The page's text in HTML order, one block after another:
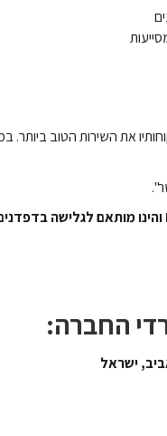
את השירות הטוב
".
החברה: